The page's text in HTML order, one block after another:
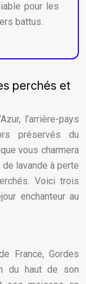
pour les
battus.
perchés et
l’arrière-pays
préservés du
vous charmera
lavande à perte
Voici trois
enchanteur au
France, Gordes
du haut de son